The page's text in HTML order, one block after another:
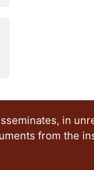
in
from the